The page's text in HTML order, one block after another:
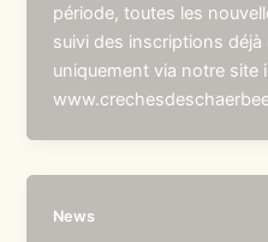
période, toutes les
suivi des inscriptions
uniquement via notre site
News